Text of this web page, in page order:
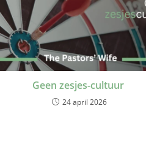
Geen zesjes-cultuur
24 april 2026